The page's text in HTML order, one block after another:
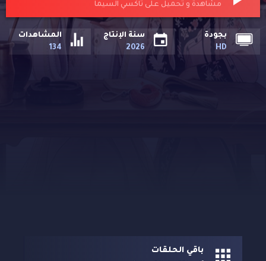
مشاهدة و تحميل على تاكسي السيما
بجودة
HD
سنة الإنتاج
2026
المشاهدات
134
باقي الحلقات